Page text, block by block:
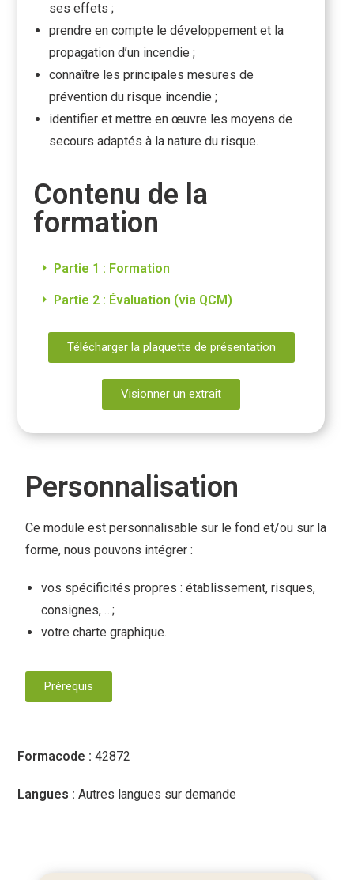
ses effets ;
prendre en compte le développement et la
propagation d’un incendie ;
connaître les principales mesures de
prévention du risque incendie ;
identifier et mettre en œuvre les moyens de
secours adaptés à la nature du risque.
Contenu de la
formation
Partie 1 : Formation
Partie 2 : Évaluation (via QCM)
Télécharger la plaquette de présentation
Visionner un extrait
Personnalisation
Ce module est personnalisable sur le fond et/ou sur la
forme, nous pouvons intégrer :
vos spécificités propres : établissement, risques,
consignes, …;
votre charte graphique.
Prérequis
Formacode :42872
Langues :Autres langues sur demande